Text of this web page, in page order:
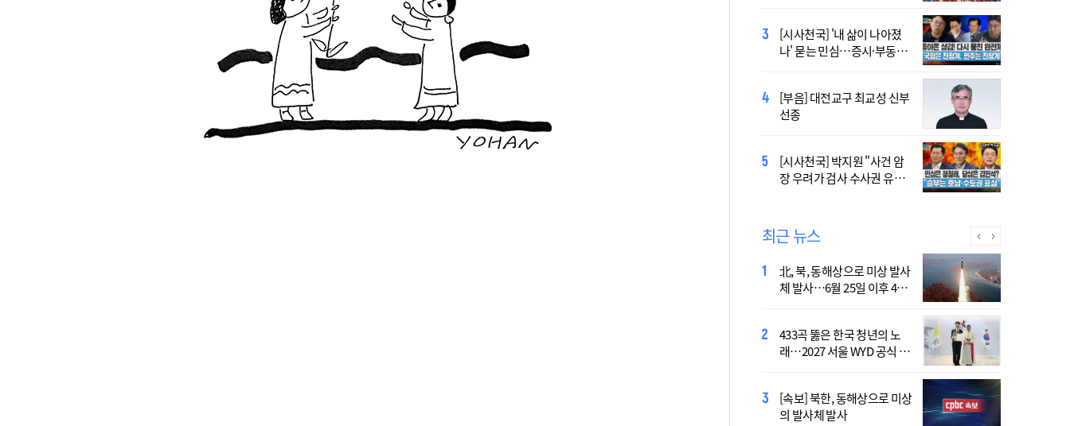
[시사천국] '내 삶이 나아졌
나' 묻는 민심…증시·부동산
[부음] 대전교구 최교성 신부
선종
[시사천국] 박지원 "사건 암
장 우려가 검사 수사권 유지
2027 서울 WYD 공식 주제가
오늘 공개…한국인 곡 선정
[시사천국] 홍춘욱 "단일종목 레버리지 ETF는
없애는 게 맞다"
제가 공개…희망의 선율 울
린다
최근 뉴스
北, 북, 동해상으로 미상 발사
체 발사…6월 25일 이후 42
433곡 뚫은 한국 청년의 노
래…2027 서울 WYD 공식 주
[속보] 북한, 동해상으로 미상
의 발사체 발사
장기요양 재가 노인 10명 중
7명 "아파도 살던 집에서 살
산티아고 순례길에 울려 퍼진
“2027년 서울에서 만나요!”
李 "폭염·가뭄에 행정력 총
동원…전방위 대응체계 가